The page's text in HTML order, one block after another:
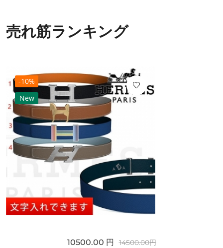
売れ筋ランキング
-10%
New
10500.00 円 14500.00円